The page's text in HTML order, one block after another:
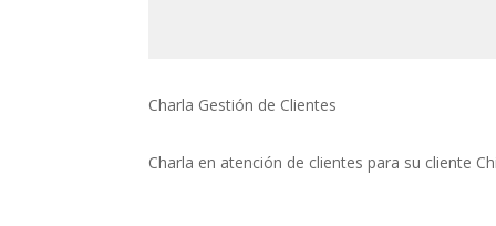
Charla Gestión de Clientes
Charla en atención de clientes para su cliente